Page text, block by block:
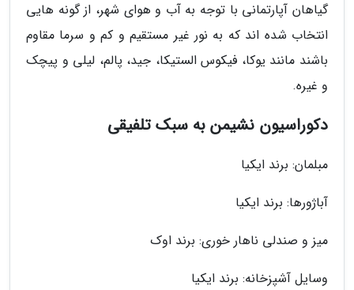
گیاهان آپارتمانی با توجه به آب و هوای شهر، از گونه هایی
انتخاب شده اند که به نور غیر مستقیم و کم و سرما مقاوم
باشند مانند یوکا، فیکوس الستیکا، جید، پالم، لیلی و پیچک
و غیره.
دکوراسیون نشیمن به سبک تلفیقی
مبلمان: برند ایکیا
آباژورها: برند ایکیا
میز و صندلی ناهار خوری: برند اوک
وسایل آشپزخانه: برند ایکیا